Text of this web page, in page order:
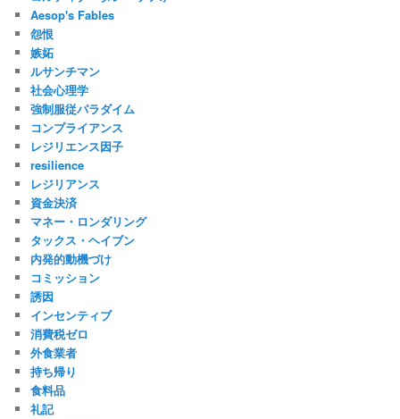
Aesop's Fables
怨恨
嫉妬
ルサンチマン
社会心理学
強制服従パラダイム
コンプライアンス
レジリエンス因子
resilience
レジリアンス
資金決済
マネー・ロンダリング
タックス・ヘイブン
内発的動機づけ
コミッション
誘因
インセンティブ
消費税ゼロ
外食業者
持ち帰り
食料品
礼記